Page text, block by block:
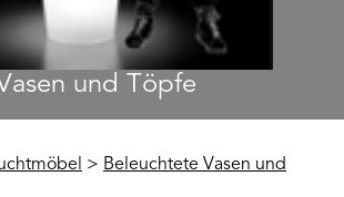
und Töpfe
> Beleuchtete Vasen und